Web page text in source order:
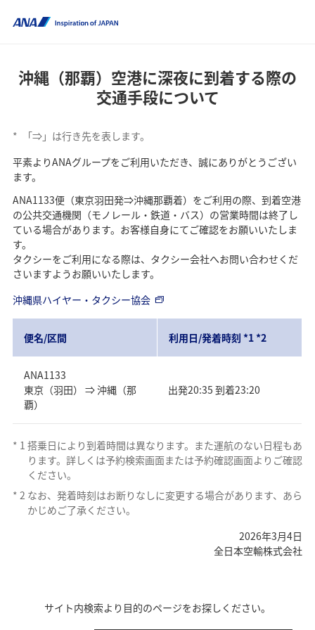
沖縄（那覇）空港に深夜に到着する際の
交通手段について
*
「⇒」は行き先を表します。
平素よりANAグループをご利用いただき、誠にありがとうござい
ます。
ANA1133便（東京羽田発⇒沖縄那覇着）をご利用の際、到着空港
の公共交通機関（モノレール・鉄道・バス）の営業時間は終了し
ている場合があります。お客様自身にてご確認をお願いいたしま
す。
タクシーをご利用になる際は、タクシー会社へお問い合わせくだ
さいますようお願いいたします。
沖縄県ハイヤー・タクシー協会
便名/区間 利用日/発着時刻 *1 *2
ANA1133
東京（羽田） ⇒ 沖縄（那
覇）
出発20:35 到着23:20
* 1 搭乗日により到着時間は異なります。また運航のない日程もあ
ります。詳しくは予約検索画面または予約確認画面よりご確認
ください。
* 2 なお、発着時刻はお断りなしに変更する場合があります、あら
かじめご了承ください。
2026年3月4日
全日本空輸株式会社
サイト内検索より目的のページをお探しください。